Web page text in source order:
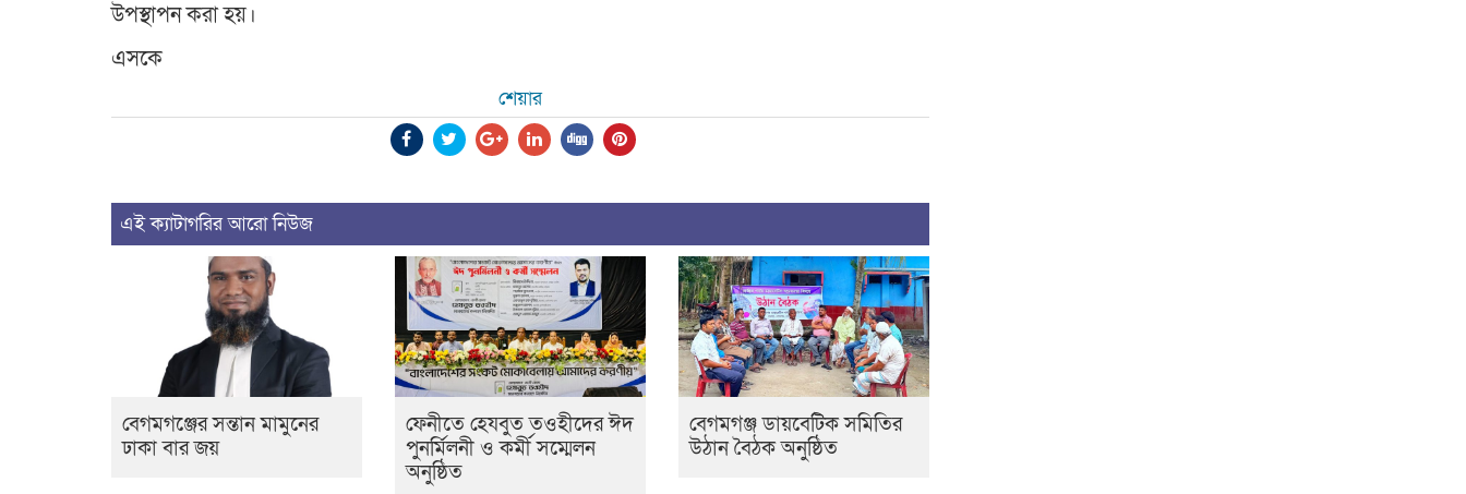
উপস্থাপন করা হয়।
এসকে
শেয়ার
এই ক্যাটাগরির আরো নিউজ
বেগমগঞ্জের সন্তান মামুনের
ঢাকা বার জয়
ফেনীতে হেযবুত তওহীদের ঈদ
পুনর্মিলনী ও কর্মী সম্মেলন
অনুষ্ঠিত
বেগমগঞ্জ ডায়বেটিক সমিতির
উঠান বৈঠক অনুষ্ঠিত